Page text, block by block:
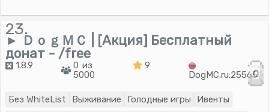
23.
► ＤｏｇＭＣ | [Акция] Бесплатный
донат - /free
1.8.9
0 из
5000
9
DogMC.ru:25565
0
Без WhiteList Выживание Голодные игры Ивенты